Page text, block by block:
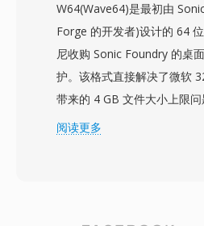
播来说是一项重要特性。标
势使MP2持续保持相关性：
降级对无线信号至关重要，极
时广播链，以及在欧洲和亚
的监管认可。
W64(Wave64)是最初由
Forge 的开发者)设计的 64
尼收购 Sonic Foundry 的桌
护。该格式直接解决了微软
带来的 4 GB 文件大小上限
间录音、多声道采集或高采样
阅读更多